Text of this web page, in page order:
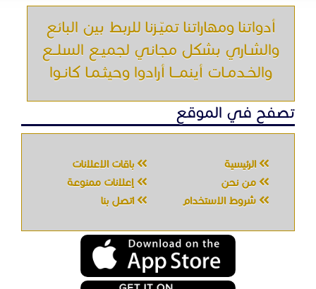
أدواتنا ومهاراتنا تميّـزنا للربط بين البائع
والشـاري بشكل مجاني لجميـع السلــع
والخـدمـات أينمـــا أرادوا وحيثـمـا كانـوا
تصفح في الموقع
الرئيسية
باقات الإعلانات
من نحن
إعلانات ممنوعة
شروط الاستخدام
اتصل بنا